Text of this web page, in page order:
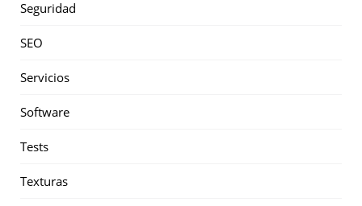
Seguridad
SEO
Servicios
Software
Tests
Texturas